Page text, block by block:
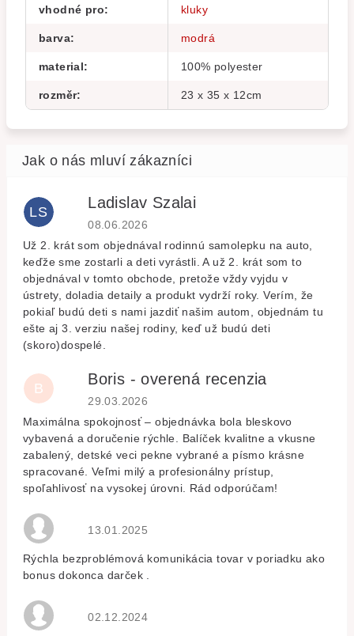
vhodné pro: kluky
barva: modrá
material: 100% polyester
rozměr: 23 x 35 x 12cm
LS
Ladislav Szalai
Hodnocení obchodu je 5 z 5 hvězdiček.
08.06.2026
Už 2. krát som objednával rodinnú samolepku na auto,
keďže sme zostarli a deti vyrástli. A už 2. krát som to
objednával v tomto obchode, pretože vždy vyjdu v
ústrety, doladia detaily a produkt vydrží roky. Verím, že
pokiaľ budú deti s nami jazdiť našim autom, objednám tu
ešte aj 3. verziu našej rodiny, keď už budú deti
(skoro)dospelé.
B
Boris - overená recenzia
Hodnocení obchodu je 5 z 5 hvězdiček.
29.03.2026
Maximálna spokojnosť – objednávka bola bleskovo
vybavená a doručenie rýchle. Balíček kvalitne a vkusne
zabalený, detské veci pekne vybrané a písmo krásne
spracované. Veľmi milý a profesionálny prístup,
spoľahlivosť na vysokej úrovni. Rád odporúčam!
Hodnocení obchodu je 5 z 5 hvězdiček.
13.01.2025
Rýchla bezproblémová komunikácia tovar v poriadku ako
bonus dokonca darček .
Hodnocení obchodu je 5 z 5 hvězdiček.
02.12.2024